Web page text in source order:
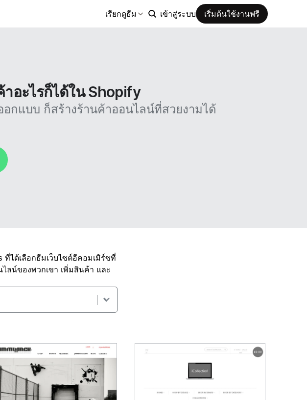
เรียกดูธีม เข้าสู่ระบบ เริ่มต้นใช้งานฟรี
าอะไรก็ได้ใน Shopify
กแบบ ก็สร้างร้านค้าออนไลน์ที่สวยงามได้
ที่ได้เลือกธีมเว็บไซต์อีคอมเมิร์ซที่
ลน์ของพวกเขา เพิ่มสินค้า และ